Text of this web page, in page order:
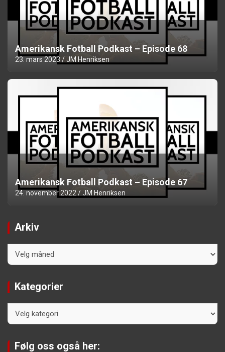
Amerikansk Fotball Podkast – Episode 68
23. mars 2023 JM Henriksen
Amerikansk Fotball Podkast – Episode 67
24. november 2022 JM Henriksen
Arkiv
Kategorier
Følg oss også her: